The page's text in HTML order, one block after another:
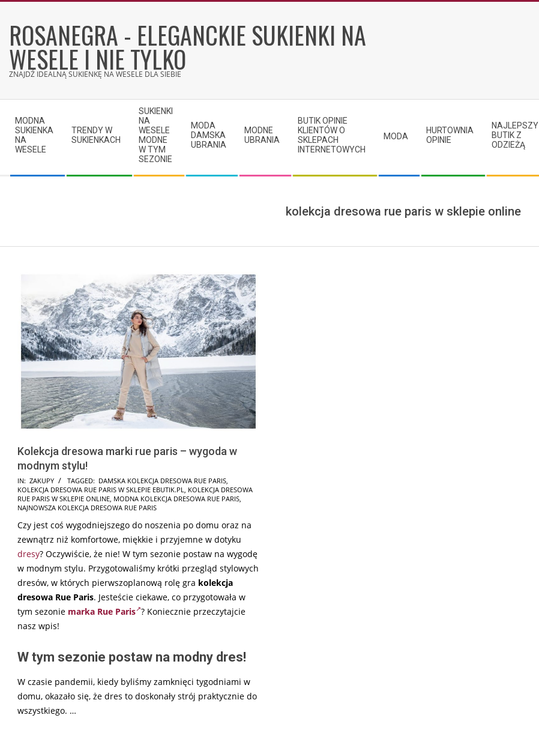
contentROSANEGRA - ELEGANCKIE SUKIENKI NA
WESELE I NIE TYLKO
ZNAJDŹ IDEALNĄ SUKIENKĘ NA WESELE DLA SIEBIE
Navigation
Menu
MODNA
SUKIENKA
NA
WESELE
TRENDY W
SUKIENKACH
SUKIENKI
NA
WESELE
MODNE
W TYM
SEZONIE
MODA
DAMSKA
UBRANIA
MODNE
UBRANIA
BUTIK OPINIE
KLIENTÓW O
SKLEPACH
INTERNETOWYCH
MODA
HURTOWNIA
OPINIE
NAJLEPSZY
BUTIK Z
ODZIEŻĄ
kolekcja dresowa rue paris w sklepie online
Kolekcja dresowa marki rue paris – wygoda w
modnym stylu!
2025-
08-
22
IN: ZAKUPY TAGGED: DAMSKA KOLEKCJA DRESOWA RUE PARIS
KOLEKCJA DRESOWA RUE PARIS W SKLEPIE EBUTIK.PL
KOLEKCJA DRESOWA
RUE PARIS W SKLEPIE ONLINE MODNA KOLEKCJA DRESOWA RUE PARIS
NAJNOWSZA KOLEKCJA DRESOWA RUE PARIS
Czy jest coś wygodniejszego do noszenia po domu oraz na
zewnątrz niż komfortowe, miękkie i przyjemne w dotyku
dresy? Oczywiście, że nie! W tym sezonie postaw na wygodę
w modnym stylu. Przygotowaliśmy krótki przegląd stylowych
dresów, w których pierwszoplanową rolę gra kolekcja
dresowa Rue Paris. Jesteście ciekawe, co przygotowała w
tym sezonie marka Rue Paris ? Koniecznie przeczytajcie
nasz wpis!
W tym sezonie postaw na modny dres!
W czasie pandemii, kiedy byliśmy zamknięci tygodniami w
domu, okazało się, że dres to doskonały strój praktycznie do
wszystkiego. …